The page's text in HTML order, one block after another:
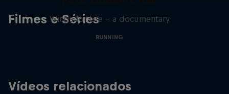
Filmes e Séries
Wings for Life – a documentary
RUNNING
Vídeos relacionados